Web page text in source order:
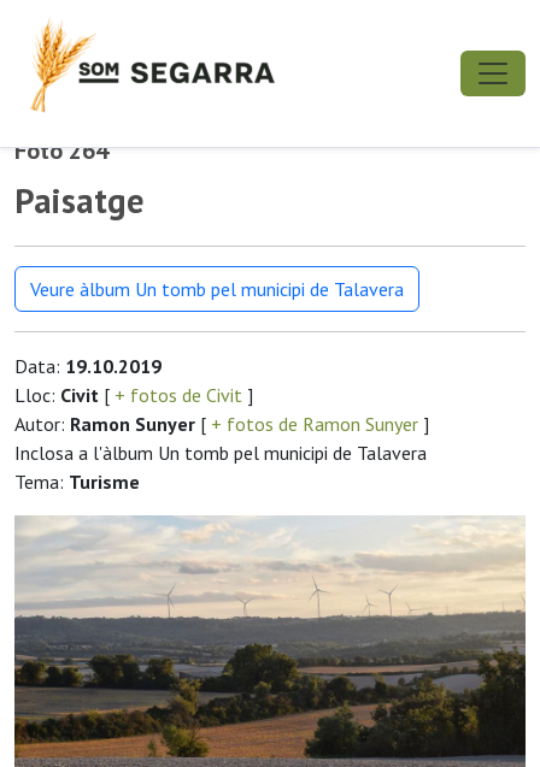
Foto 264
Paisatge
Veure àlbum Un tomb pel municipi de Talavera
Data: 19.10.2019
Lloc: Civit [ + fotos de Civit ]
Autor: Ramon Sunyer [ + fotos de Ramon Sunyer ]
Inclosa a l'àlbum Un tomb pel municipi de Talavera
Tema: Turisme